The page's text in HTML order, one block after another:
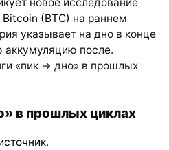
Bitcoin (BTC) на раннем
указывает на дно в конце
аккумуляцию после.
«пик → дно» в прошлых
в прошлых циклах
.